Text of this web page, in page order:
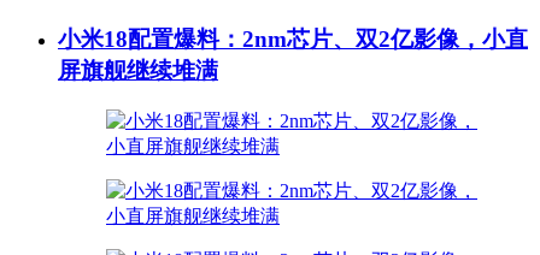
小米18配置爆料：2nm芯片、双2亿影像，小直
屏旗舰继续堆满